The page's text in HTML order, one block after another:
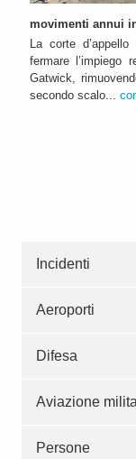
movimenti annui
La corte
fermare l’impiego
Gatwick,
secondo scalo...
Incidenti
Aeroporti
Difesa
Aviazione
Persone